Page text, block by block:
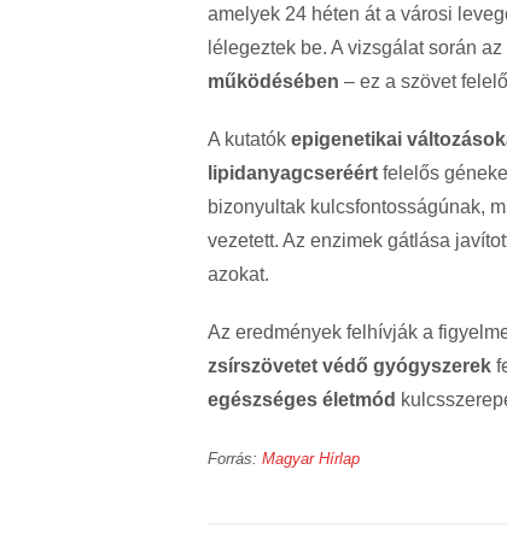
amelyek 24 héten át a városi
lélegeztek be. A vizsgálat során
működésében – ez a szövet
A kutatók epigenetikai
lipidanyagcseréért felelős
bizonyultak kulcsfontosságúnak,
vezetett. Az enzimek gátlása
azokat.
Az eredmények felhívják a
zsírszövetet védő gyógyszerek
egészséges életmód
Forrás: Magyar Hírlap